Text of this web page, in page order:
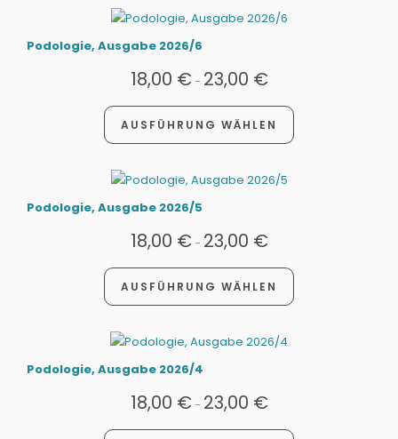
Podologie, Ausgabe 2026/6
18,00 €- 23,00 €
AUSFÜHRUNG WÄHLEN
Podologie, Ausgabe 2026/5
18,00 €- 23,00 €
AUSFÜHRUNG WÄHLEN
Podologie, Ausgabe 2026/4
18,00 €- 23,00 €